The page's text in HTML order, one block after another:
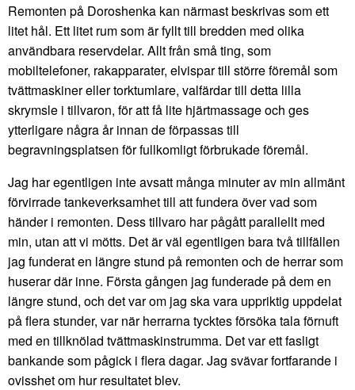
Remonten på Doroshenka kan närmast beskrivas som ett
litet hål. Ett litet rum som är fyllt till bredden med olika
användbara reservdelar. Allt från små ting, som
mobiltelefoner, rakapparater, elvispar till större föremål som
tvättmaskiner eller torktumlare, valfärdar till detta lilla
skrymsle i tillvaron, för att få lite hjärtmassage och ges
ytterligare några år innan de förpassas till
begravningsplatsen för fullkomligt förbrukade föremål.
Jag har egentligen inte avsatt många minuter av min allmänt
förvirrade tankeverksamhet till att fundera över vad som
händer i remonten. Dess tillvaro har pågått parallellt med
min, utan att vi mötts. Det är väl egentligen bara två tillfällen
jag funderat en längre stund på remonten och de herrar som
huserar där inne. Första gången jag funderade på dem en
längre stund, och det var om jag ska vara uppriktig uppdelat
på flera stunder, var när herrarna tycktes försöka tala förnuft
med en tillknölad tvättmaskinstrumma. Det var ett fasligt
bankande som pågick i flera dagar. Jag svävar fortfarande i
ovisshet om hur resultatet blev.